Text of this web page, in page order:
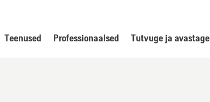
Teenused Professionaalsed Tutvuge ja avastage